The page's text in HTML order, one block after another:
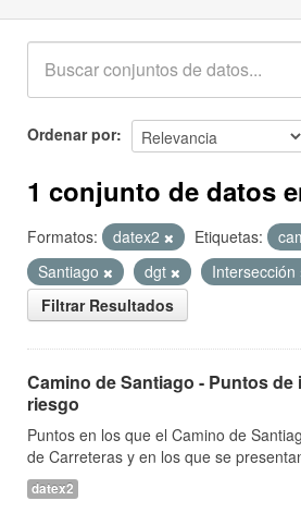
Ordenar por
1 conjunto de datos
Formatos: datex2 Etiquetas:
Santiago
dgt
Intersección
Filtrar Resultados
Camino de Santiago - Puntos
riesgo
Puntos en los que el Camino de
de Carreteras y en los que se
datex2